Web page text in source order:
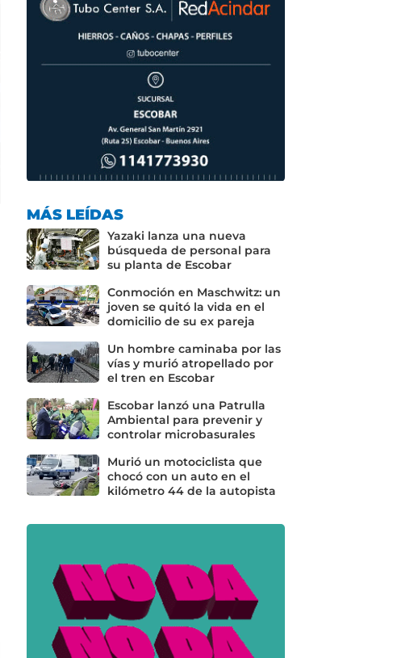
MÁS LEÍDAS
Yazaki lanza una nueva
búsqueda de personal para
su planta de Escobar
Conmoción en Maschwitz: un
joven se quitó la vida en el
domicilio de su ex pareja
Un hombre caminaba por las
vías y murió atropellado por
el tren en Escobar
Escobar lanzó una Patrulla
Ambiental para prevenir y
controlar microbasurales
Murió un motociclista que
chocó con un auto en el
kilómetro 44 de la autopista